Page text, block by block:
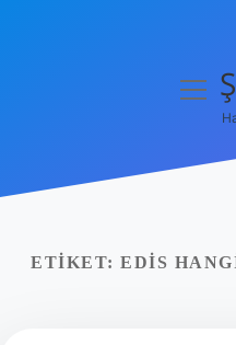
Yasal Uyarı
ETIKET: EDIS